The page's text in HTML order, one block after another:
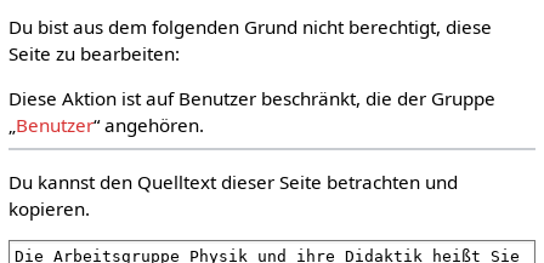
Du bist aus dem folgenden Grund nicht berechtigt, diese
Seite zu bearbeiten:
Diese Aktion ist auf Benutzer beschränkt, die der Gruppe
„Benutzer“ angehören.
Du kannst den Quelltext dieser Seite betrachten und
kopieren.